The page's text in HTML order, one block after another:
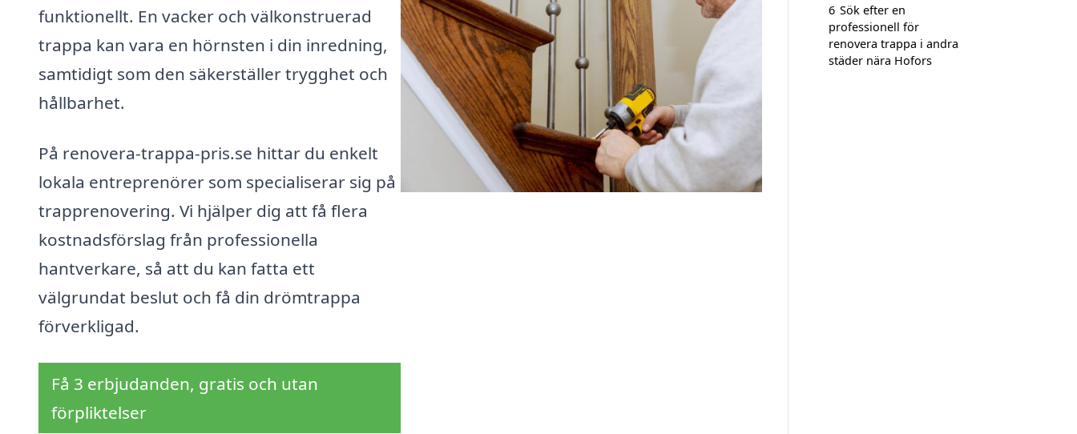
funktionellt. En vacker och välkonstruerad
trappa kan vara en hörnsten i din inredning,
samtidigt som den säkerställer trygghet och
hållbarhet.
På renovera-trappa-pris.se hittar du enkelt
lokala entreprenörer som specialiserar sig på
trapprenovering. Vi hjälper dig att få flera
kostnadsförslag från professionella
hantverkare, så att du kan fatta ett
välgrundat beslut och få din drömtrappa
förverkligad.
Få 3 erbjudanden, gratis och utan
förpliktelser
6 Sök efter en
professionell för
renovera trappa i andra
städer nära Hofors